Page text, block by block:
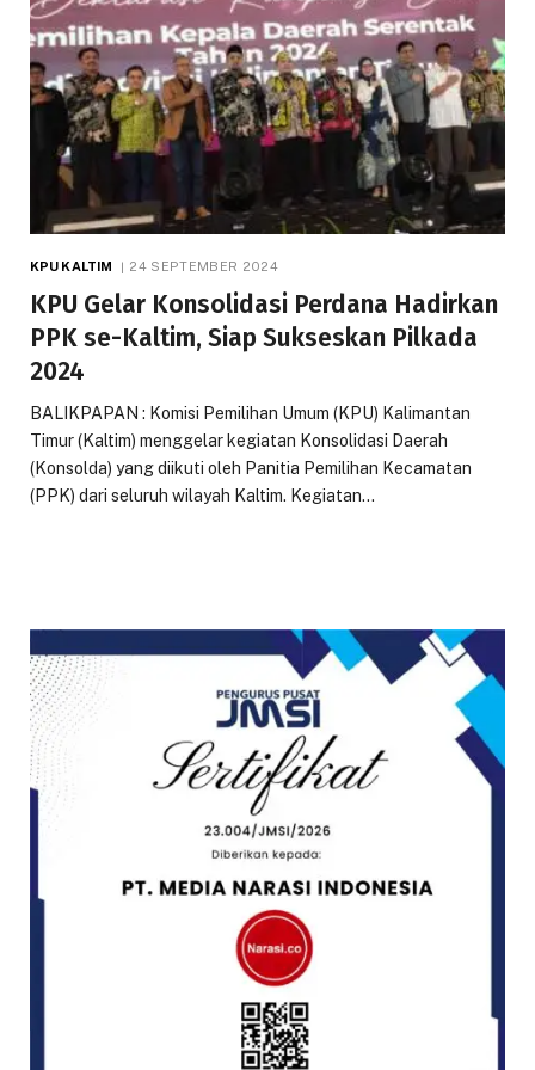
KPU KALTIM 24 SEPTEMBER 2024
KPU Gelar Konsolidasi Perdana Hadirkan
PPK se-Kaltim, Siap Sukseskan Pilkada
2024
BALIKPAPAN : Komisi Pemilihan Umum (KPU) Kalimantan
Timur (Kaltim) menggelar kegiatan Konsolidasi Daerah
(Konsolda) yang diikuti oleh Panitia Pemilihan Kecamatan
(PPK) dari seluruh wilayah Kaltim. Kegiatan…